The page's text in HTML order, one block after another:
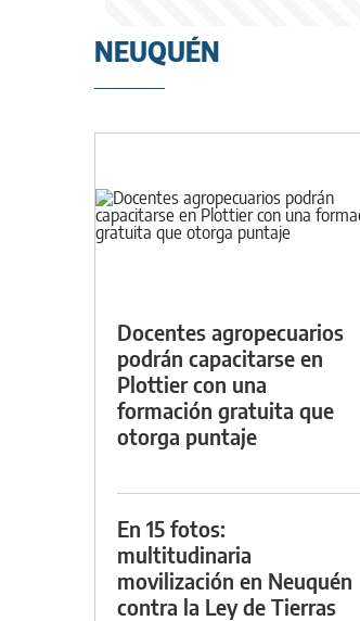
NEUQUÉN
Docentes agropecuarios
podrán capacitarse en
Plottier con una
formación gratuita que
otorga puntaje
En 15 fotos:
multitudinaria
movilización en Neuquén
contra la Ley de Tierras